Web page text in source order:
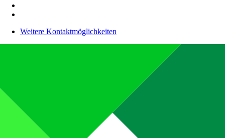
Weitere Kontaktmöglichkeiten